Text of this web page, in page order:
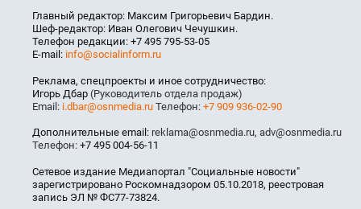
Главный редактор: Максим Григорьевич Бардин.
Шеф-редактор: Иван Олегович Чечушкин.
Телефон редакции: +7 495 795-53-05
E-mail: info@socialinform.ru
Реклама, спецпроекты и иное сотрудничество:
Игорь Дбар (Руководитель отдела продаж)
Email: i.dbar@osnmedia.ru Телефон: +7 909 936-02-90
Дополнительные email: reklama@osnmedia.ru, adv@osnmedia.ru
Телефон: +7 495 004-56-11
Сетевое издание Медиапортал "Социальные новости"
зарегистрировано Роскомнадзором 05.10.2018, реестровая
запись ЭЛ № ФС77-73824.